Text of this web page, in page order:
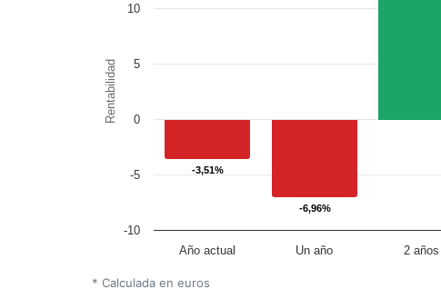
Rentabilidad
-3,51%
-3,51%
-6,96%
-6,96%
Año actual Un año 2 años
-10
-5
0
5
10
* Calculada en euros